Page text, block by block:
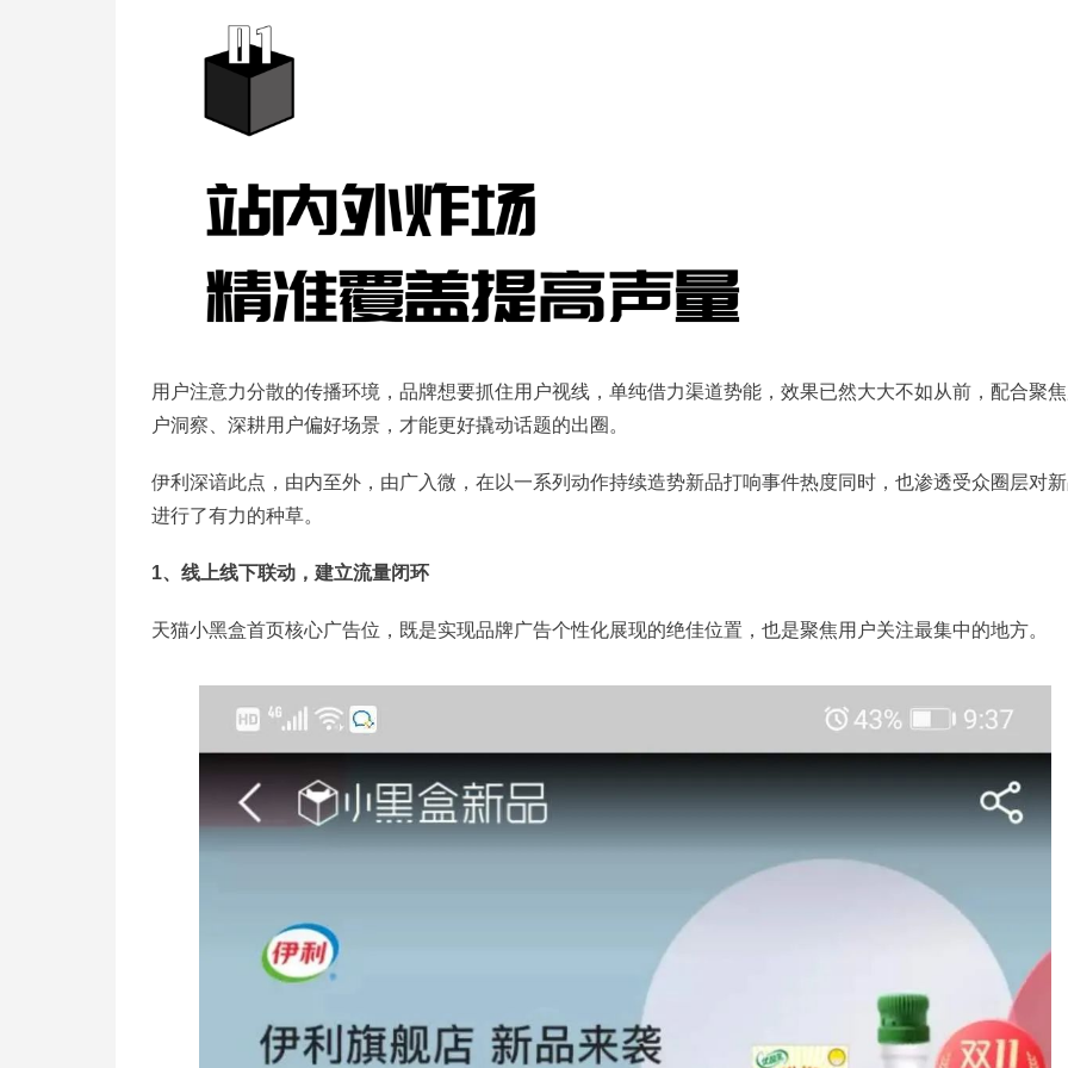
用户注意力分散的传播环境，品牌想要抓住用户视线，单纯借力渠道势能，效果已然大大不如从前，配合聚
户洞察、深耕用户偏好场景，才能更好撬动话题的出圈。
伊利深谙此点，由内至外，由广入微，在以一系列动作持续造势新品打响事件热度同时，也渗透受众圈层对
进行了有力的种草。
1、线上线下联动，建立流量闭环
天猫小黑盒首页核心广告位，既是实现品牌广告个性化展现的绝佳位置，也是聚焦用户关注最集中的地方。